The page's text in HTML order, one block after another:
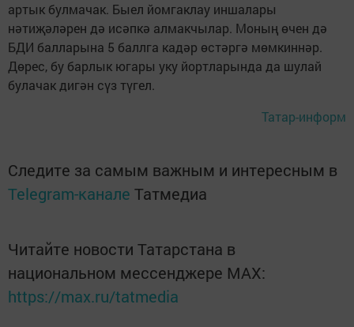
артык булмачак. Быел йомгаклау иншалары
нәтиҗәләрен дә исәпкә алмакчылар. Моның өчен дә
БДИ балларына 5 баллга кадәр өстәргә мөмкиннәр.
Дөрес, бу барлык югары уку йортларында да шулай
булачак дигән сүз түгел.
Татар-информ
Следите за самым важным и интересным в
Telegram-канале Татмедиа
Читайте новости Татарстана в
национальном мессенджере MАХ:
https://max.ru/tatmedia